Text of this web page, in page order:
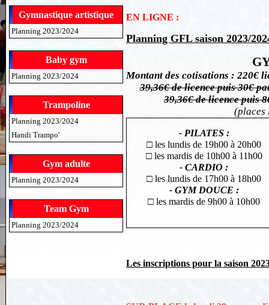
Gymnastique artistique
Planning 2023/2024
Baby gym
Planning 2023/2024
Trampoline
Planning 2023/2024
Handi Trampo'
Gym adulte
Planning 2023/2024
Team Gym
Planning 2023/2024
EN LIGNE :
Planning GFL saison 2023/
Montant des cotisations :220€
39,36€ de licence puis 30€
39,36€ de licence puis
(places
- PILATES :
□ les lundis de 19h00 à 20h00
□les mardis de 10h00 à 11h00
- CARDIO :
□ les lundis de 17h00 à 18h00
- GYM DOUCE :
□ les mardis de 9h00 à 10h00
Les inscriptions pour la saison